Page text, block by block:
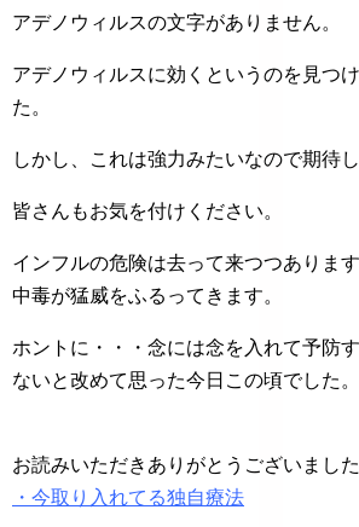
アデノウィルスの文字がありません。
アデノウィルスに効くというのを見つ
た。
しかし、これは強力みたいなので期待
皆さんもお気を付けください。
インフルの危険は去って来つつありま
中毒が猛威をふるってきます。
ホントに・・・念には念を入れて予防
ないと改めて思った今日この頃でした。
お読みいただきありがとうございました
・今取り入れてる独自療法